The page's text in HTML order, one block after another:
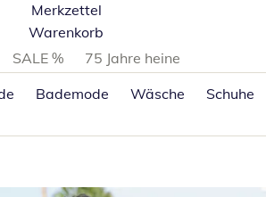
Merkzettel
Warenkorb
SALE %
75 Jahre heine
Bademode Wäsche Schuhe